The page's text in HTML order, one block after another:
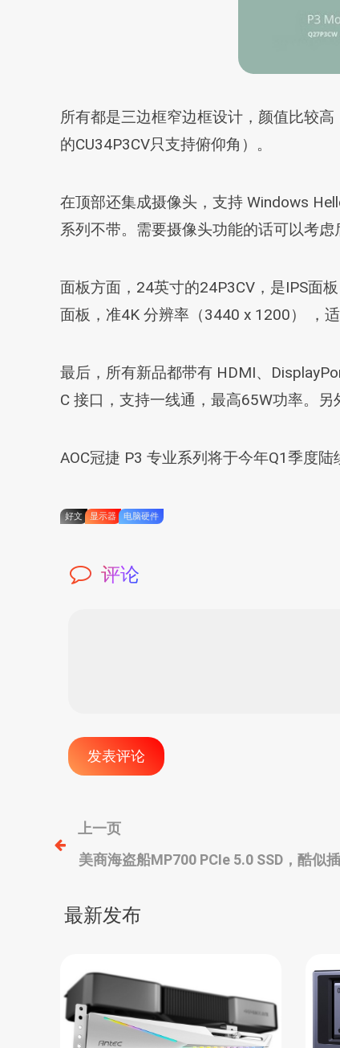
所有都是三边框窄边框设计，颜值比较
的CU34P3CV只支持俯仰角）。
在顶部还集成摄像头，支持 Windows
系列不带。需要摄像头功能的话可以考虑
面板方面，24英寸的24P3CV，是IPS面
面板，准4K 分辨率（3440 x 1200） ，适
最后，所有新品都带有 HDMI、
C 接口，支持一线通，最高65W功率。
AOC冠捷 P3 专业系列将于今年Q1季度
好文 显示器 电脑硬件
评论
文
章
导
上一页
美商海盗船MP700 PCIe 5.0 SSD，酷似
最新发布